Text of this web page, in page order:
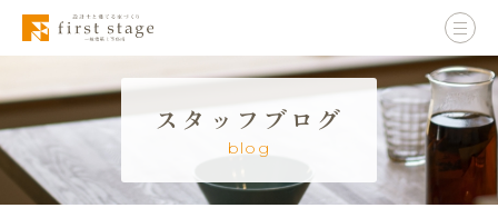
スタッフブログ
blog